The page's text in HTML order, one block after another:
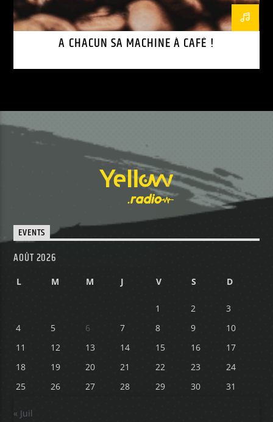
A CHACUN SA MACHINE À CAFÉ !
EVENTS
AOÛT 2026
L M M J V S D
1 2
3
4
5 6 7 8 9
10
11
12 13 14 15 16
17
18
19 20 21 22 23
24
25
26 27 28 29 30 31
« Juil